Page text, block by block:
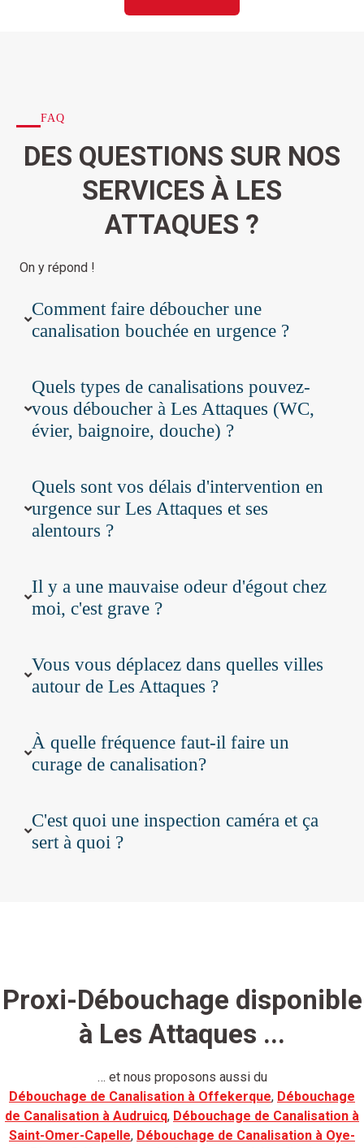
FAQ
DES QUESTIONS SUR NOS
SERVICES À LES
ATTAQUES ?
On y répond !
Comment faire déboucher une
canalisation bouchée en urgence ?
Quels types de canalisations pouvez-
vous déboucher à Les Attaques (WC,
évier, baignoire, douche) ?
Quels sont vos délais d'intervention en
urgence sur Les Attaques et ses
alentours ?
Il y a une mauvaise odeur d'égout chez
moi, c'est grave ?
Vous vous déplacez dans quelles villes
autour de Les Attaques ?
À quelle fréquence faut-il faire un
curage de canalisation?
C'est quoi une inspection caméra et ça
sert à quoi ?
Proxi-Débouchage disponible
à Les Attaques ...
… et nous proposons aussi du
Débouchage de Canalisation à Offekerque, Débouchage
de Canalisation à Audruicq, Débouchage de Canalisation à
Saint-Omer-Capelle, Débouchage de Canalisation à Oye-